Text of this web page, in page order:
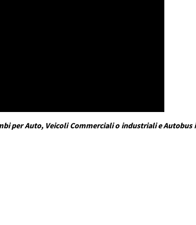
per Auto, Veicoli Commerciali o industriali e